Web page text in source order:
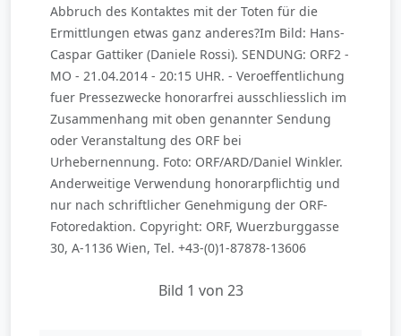
Abbruch des Kontaktes mit der Toten für die
Ermittlungen etwas ganz anderes?Im Bild: Hans-
Caspar Gattiker (Daniele Rossi). SENDUNG: ORF2 -
MO - 21.04.2014 - 20:15 UHR. - Veroeffentlichung
fuer Pressezwecke honorarfrei ausschliesslich im
Zusammenhang mit oben genannter Sendung
oder Veranstaltung des ORF bei
Urhebernennung. Foto: ORF/ARD/Daniel Winkler.
Anderweitige Verwendung honorarpflichtig und
nur nach schriftlicher Genehmigung der ORF-
Fotoredaktion. Copyright: ORF, Wuerzburggasse
30, A-1136 Wien, Tel. +43-(0)1-87878-13606
Bild 1 von 23